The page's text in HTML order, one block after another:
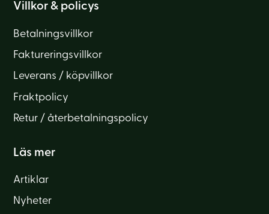
Villkor & policys
Betalningsvillkor
Faktureringsvillkor
Leverans / köpvillkor
Fraktpolicy
Retur / återbetalningspolicy
Läs mer
Artiklar
Nyheter